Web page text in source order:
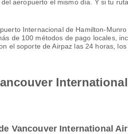
aeropuerto el mismo día. Y si tu
Internacional de Hamilton-
de 100 métodos de pago locales,
el soporte de Airpaz las 24 horas,
Vancouver International